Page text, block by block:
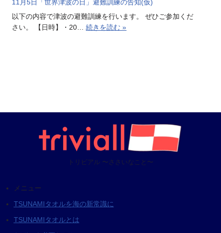
11月5日「世界津波の日」避難訓練の告知(仮)
以下の内容で津波の避難訓練を行います。 ぜひご参加くだ
さい。 【日時】・20…続きを読む »
トリビアル 〜ささいなこと〜
メニュー
TSUNAMIタオルを海の新常識に
TSUNAMIタオルとは